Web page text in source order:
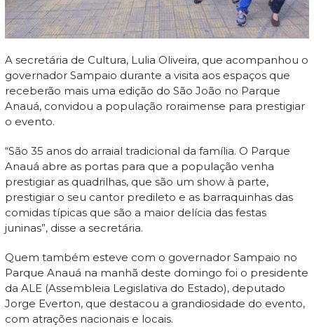
A secretária de Cultura, Lulia Oliveira, que acompanhou o
governador Sampaio durante a visita aos espaços que
receberão mais uma edição do São João no Parque
Anauá, convidou a população roraimense para prestigiar
o evento.
“São 35 anos do arraial tradicional da família. O Parque
Anauá abre as portas para que a população venha
prestigiar as quadrilhas, que são um show à parte,
prestigiar o seu cantor predileto e as barraquinhas das
comidas típicas que são a maior delícia das festas
juninas”, disse a secretária.
Quem também esteve com o governador Sampaio no
Parque Anauá na manhã deste domingo foi o presidente
da ALE (Assembleia Legislativa do Estado), deputado
Jorge Everton, que destacou a grandiosidade do evento,
com atrações nacionais e locais.